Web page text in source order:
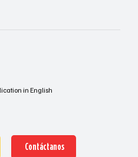
in English
Contáctanos